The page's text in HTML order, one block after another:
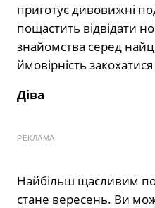
приготує дивовижні
пощастить відвідати
знайомства серед
ймовірність
Діва
РЕКЛАМА
Найбільш щасливим по
стане вересень. Ви